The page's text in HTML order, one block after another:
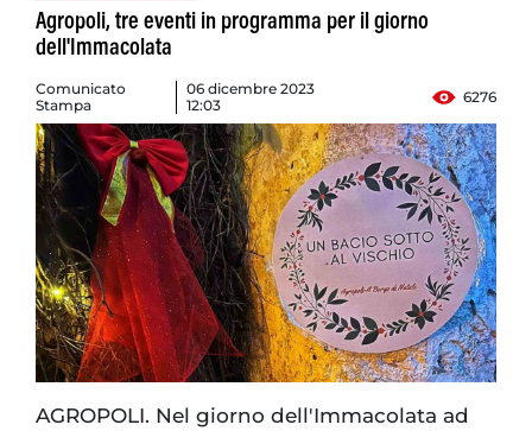
Agropoli, tre eventi in programma per il giorno
dell'Immacolata
Comunicato
Stampa
06 dicembre 2023
12:03
6276
AGROPOLI. Nel giorno dell'Immacolata ad